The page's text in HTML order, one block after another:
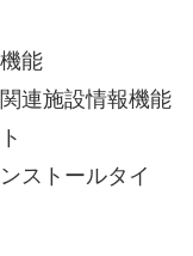
能
連施設情報機能
ストールタイ